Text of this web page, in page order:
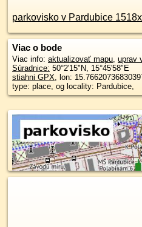
parkovisko v Pardubice 1518x
Viac o bode
Viac info: aktualizovať mapu, uprav
Súradnice: 50°2'15"N, 15°45'58"E
stiahni GPX, lon:
type: place, og locality: Pardubice,